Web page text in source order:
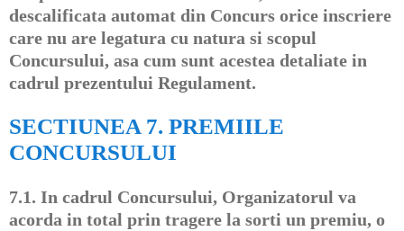
descalificata automat din Concurs orice inscriere
care nu are legatura cu natura si scopul
Concursului, asa cum sunt acestea detaliate in
cadrul prezentului Regulament.
SECTIUNEA 7. PREMIILE
CONCURSULUI
7.1. In cadrul Concursului, Organizatorul va
acorda in total prin tragere la sorti un premiu, o